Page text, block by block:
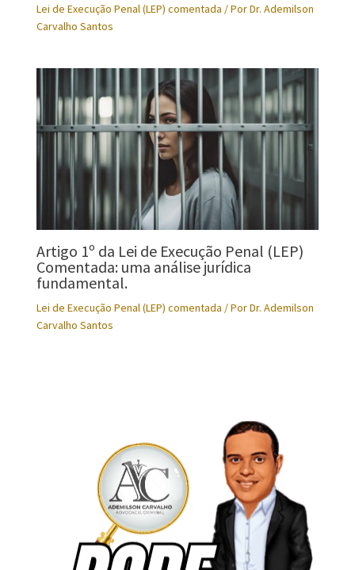
Lei de Execução Penal (LEP) comentada / PorDr. Ademilson
Carvalho Santos
Artigo 1º da Lei de Execução Penal (LEP)
Comentada: uma análise jurídica
fundamental.
Lei de Execução Penal (LEP) comentada / PorDr. Ademilson
Carvalho Santos